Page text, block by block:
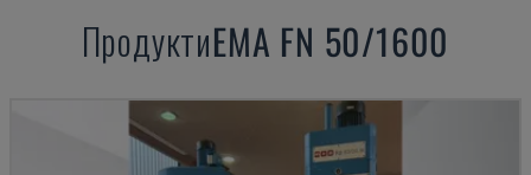
ПродуктиEMA FN 50/1600